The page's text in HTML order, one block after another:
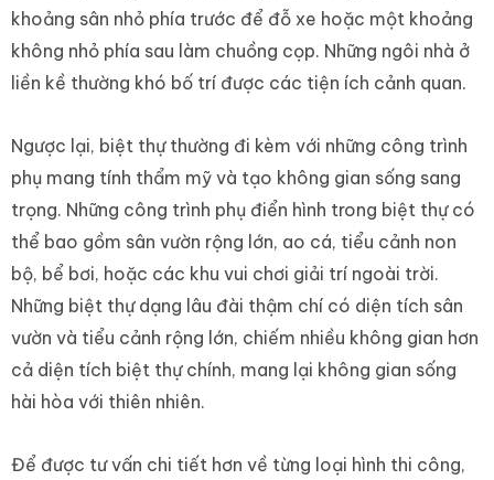
khoảng sân nhỏ phía trước để đỗ xe hoặc một khoảng
không nhỏ phía sau làm chuồng cọp. Những ngôi nhà ở
liền kề thường khó bố trí được các tiện ích cảnh quan.
Ngược lại, biệt thự thường đi kèm với những công trình
phụ mang tính thẩm mỹ và tạo không gian sống sang
trọng. Những công trình phụ điển hình trong biệt thự có
thể bao gồm sân vườn rộng lớn, ao cá, tiểu cảnh non
bộ, bể bơi, hoặc các khu vui chơi giải trí ngoài trời.
Những biệt thự dạng lâu đài thậm chí có diện tích sân
vườn và tiểu cảnh rộng lớn, chiếm nhiều không gian hơn
cả diện tích biệt thự chính, mang lại không gian sống
hài hòa với thiên nhiên.
Để được tư vấn chi tiết hơn về từng loại hình thi công,